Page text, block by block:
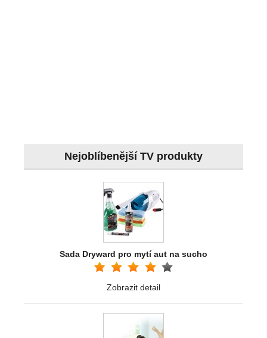
Nejoblíbenější TV produkty
Sada Dryward pro mytí aut na sucho
Zobrazit detail